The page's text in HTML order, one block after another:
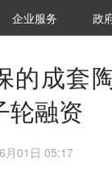
36Kr研究院
企业服务 城
政
的成套
轮融资
月01日 05:17